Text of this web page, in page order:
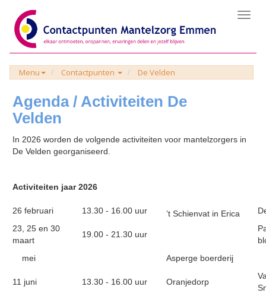
Menu Contactpunten De Velden
Agenda / Activiteiten De
Velden
In 2026 worden de volgende activiteiten voor mantelzorgers in
De Velden georganiseerd.
Activiteiten jaar 2026
26 februari 13.30 - 16.00 uur ’t Schienvat in Erica
23, 25 en 30
maart
19.00 - 21.30 uur
mei
Asperge boerderij
11 juni 13.30 - 16.00 uur Oranjedorp